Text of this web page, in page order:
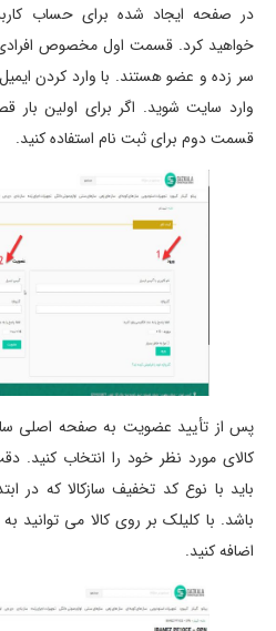
در صفحه ایجاد شده برای حساب
خواهید کرد. قسمت اول مخصوص
سر زده و عضو هستند. با وارد کردن
وارد سایت شوید. اگر برای اولین بار
قسمت دوم برای ثبت نام استفاده کنید.
پس از تأیید عضویت به صفحه اصلی
کالای مورد نظر خود را انتخاب کنید.
باید با نوع کد تخفیف سازکالا که در
باشد. با کلیلک بر روی کالا می
اضافه کنید.